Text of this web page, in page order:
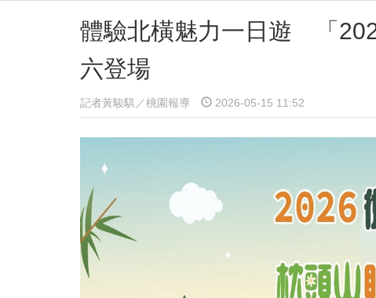
體驗北橫魅力一日遊 「
六登場
記者黃駿騏／桃園報導 2026-05-15 11:52